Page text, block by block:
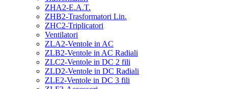
ZHA2-E.A.T.
ZHB2-Trasformatori Lin.
ZHC2-Triplicatori
Ventilatori
ZLA2-Ventole in AC
ZLB2-Ventole in AC Radiali
ZLC2-Ventole in DC 2 fili
ZLD2-Ventole in DC Radiali
ZLE2-Ventole in DC 3 fili